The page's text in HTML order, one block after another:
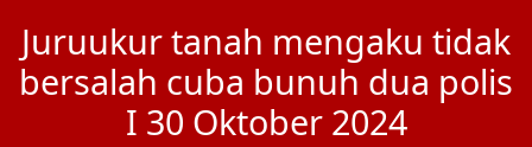
Juruukur tanah mengaku tidak
bersalah cuba bunuh dua polis
I 30 Oktober 2024